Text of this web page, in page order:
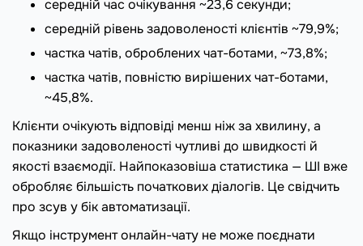
середній час очікування ~23,6 секунди;
середній рівень задоволеності клієнтів ~79,9%;
частка чатів, оброблених чат-ботами, ~73,8%;
частка чатів, повністю вирішених чат-ботами,
~45,8%.
Клієнти очікують відповіді менш ніж за хвилину, а
показники задоволеності чутливі до швидкості й
якості взаємодії. Найпоказовіша статистика — ШІ вже
обробляє більшість початкових діалогів. Це свідчить
про зсув у бік автоматизації.
Якщо інструмент онлайн-чату не може поєднати